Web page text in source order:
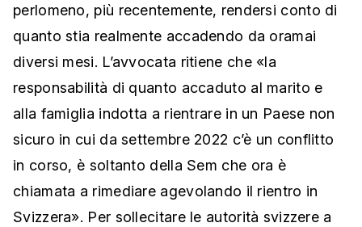
perlomeno, più recentemente, rendersi conto di
quanto stia realmente accadendo da oramai
diversi mesi. L’avvocata ritiene che «la
responsabilità di quanto accaduto al marito e
alla famiglia indotta a rientrare in un Paese non
sicuro in cui da settembre 2022 c’è un conflitto
in corso, è soltanto della Sem che ora è
chiamata a rimediare agevolando il rientro in
Svizzera». Per sollecitare le autorità svizzere a